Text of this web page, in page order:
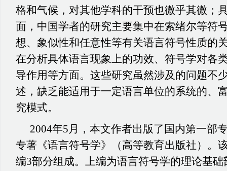
格和气候，对其他学科的干预也微乎其微；
面，中国学者的研究主要集中在索绪尔等符
想、象似性和任意性等有关语言符号性质的
在分析具体语言现象上的功效、符号学对各
导作用等方面。这些研究虽然涉及的问题不
述，缺乏能适用于一定语言单位的系统的、
究模式。
2004年5月，本文作者出版了国内第一部
专著《语言符号学》（高等教育出版社）。
编3部分组成。上编为语言符号学的理论基